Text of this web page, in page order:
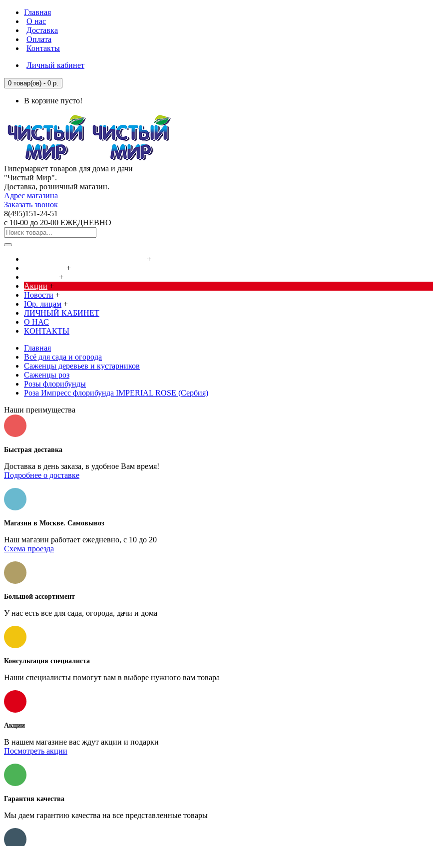
Главная
О нас
Доставка
Оплата
Контакты
Личный кабинет
0 товар(ов) - 0 р.
В корзине пусто!
Гипермаркет товаров для дома и дачи
"Чистый Мир".
Доставка, розничный магазин.
Адрес магазина
Заказать звонок
8(495)151-24-51
с 10-00 до 20-00 ЕЖЕДНЕВНО
+
+
+
Акции +
Новости +
Юр. лицам +
ЛИЧНЫЙ КАБИНЕТ
О НАС
КОНТАКТЫ
Главная
Всё для сада и огорода
Саженцы деревьев и кустарников
Саженцы роз
Розы флорибунды
Роза Импресс флорибунда IMPERIAL ROSE (Сербия)
Наши преимущества
Быстрая доставка
Доставка в день заказа, в удобное Вам время!
Подробнее о доставке
Магазин в Москве. Самовывоз
Наш магазин работает ежедневно, с 10 до 20
Схема проезда
Большой ассортимент
У нас есть все для сада, огорода, дачи и дома
Консультация специалиста
Наши специалисты помогут вам в выборе нужного вам товара
Акции
В нашем магазине вас ждут акции и подарки
Посмотреть акции
Гарантия качества
Мы даем гарантию качества на все представленные товары